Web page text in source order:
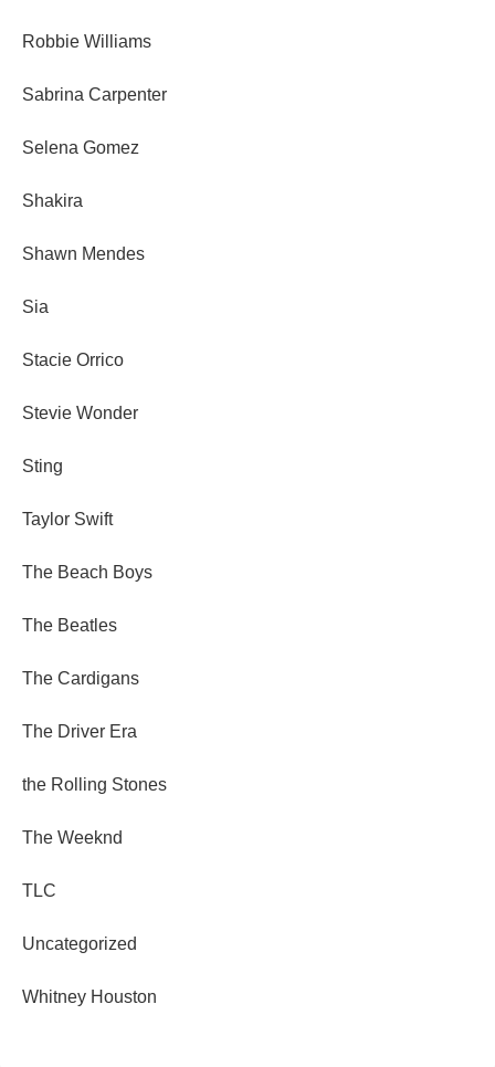
Robbie Williams
Sabrina Carpenter
Selena Gomez
Shakira
Shawn Mendes
Sia
Stacie Orrico
Stevie Wonder
Sting
Taylor Swift
The Beach Boys
The Beatles
The Cardigans
The Driver Era
the Rolling Stones
The Weeknd
TLC
Uncategorized
Whitney Houston